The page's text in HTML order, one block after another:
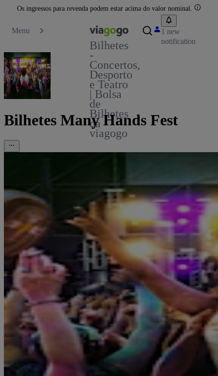
Os ingressos para revenda podem estar acima do valor nominal.
Menu
Bilhetes
-
Concertos,
Desporto
e Teatro
| Bolsa
de
Bilhetes
da
viagogo
1 new
notification
Bilhetes Many Hands Fest